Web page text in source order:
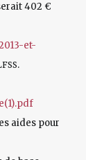
402 €
et-
.
aides pour